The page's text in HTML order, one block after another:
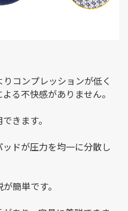
コンプレッションが低く
る不快感がありません。
きます。
ドが圧力を均一に分散し
簡単です。